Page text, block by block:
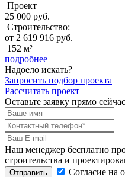
Проект
25 000 руб.
Строительство:
от 2 619 916 руб.
152 м²
подробнее
Надоело искать?
Запросить подбор проекта
Рассчитать проект
Оставьте заявку прямо
Наш менеджер бесплатно
строительства и
Отправить
Согласие на